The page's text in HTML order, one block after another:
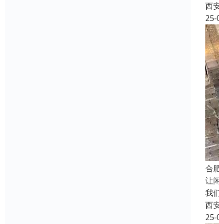
西
25-
合
让
我
西
25-